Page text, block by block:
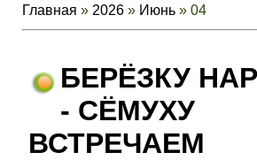
Главная » 2026 » Июнь » 04
БЕРЁЗКУ
- СЁМУХУ
ВСТРЕЧАЕМ